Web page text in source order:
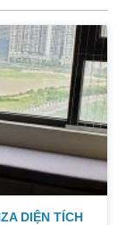
DIỆN TÍCH